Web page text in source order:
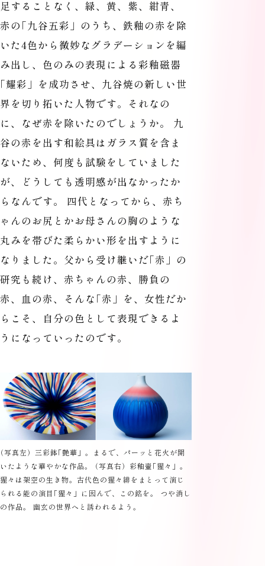
足することなく、緑、黄、紫、紺青、
赤の「九谷五彩」のうち、鉄釉の赤を除
いた4色から微妙なグラデーションを編
み出し、色のみの表現による彩釉磁器
耀彩」を成功させ、九谷焼の新しい世
界を切り拓いた人物です。それなの
に、なぜ赤を除いたのでしょうか。 九
谷の赤を出す和絵具はガラス質を含ま
ないため、何度も試験をしていました
が、どうしても透明感が出なかったか
らなんです。 四代となってから、赤ち
ゃんのお尻とかお母さんの胸のような
丸みを帯びた柔らかい形を出すように
なりました。父から受け継いだ「赤」の
研究も続け、赤ちゃんの赤、勝負の
赤、血の赤、そんな「赤」を、女性だか
らこそ、自分の色として表現できるよ
うになっていったのです。
写真左）三彩鉢「艶華」。まるで、パーッと花火が開
いたような華やかな作品。
（写真右）彩釉壷「猩々」。
猩々は架空の生き物。古代色の猩々緋をまとって演じ
られる能の演目「猩々」に因んで、この銘を。 つや消し
の作品。 幽玄の世界へと誘われるよう。